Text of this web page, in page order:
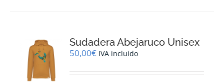
se
pueden
en
Sudadera Abejaruco Unisex
50,00€ IVA incluido